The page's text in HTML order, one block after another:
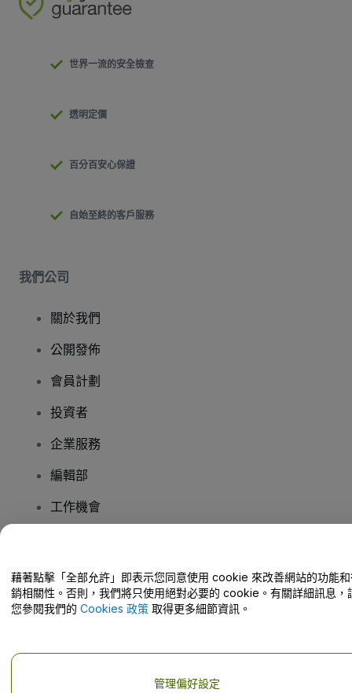
世界一流的安全檢查
透明定價
百分百安心保證
自始至終的客戶服務
我們公司
關於我們
公開發佈
會員計劃
投資者
企業服務
編輯部
工作機會
幫助中心 / 聯絡我們
藉著點擊「全部允許」即表示您同意使用 cookie 來改善網站的功能
銷相關性。否則，我們將只使用絕對必要的 cookie。有關詳細訊息，
您參閱我們的 Cookies 政策 取得更多細節資訊。
管理偏好設定